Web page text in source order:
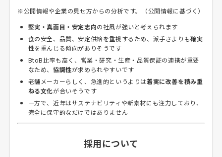
※公開情報や企業の見せ方からの分析です。（公開情報に基づく）
堅実・真面目・安定志向の社風が強いと考えられます
食の安全、品質、安定供給を重視するため、派手さよりも確実
性を重んじる傾向がありそうです
BtoB比率も高く、営業・研究・生産・品質保証の連携が重要
なため、 協調性が求められやすいです
老舗メーカーらしく、急進的というよりは着実に改善を積み重
ねる文化が合いそうです
一方で、近年はサステナビリティや新素材にも注力しており、
完全に保守的なだけではありません
採用について